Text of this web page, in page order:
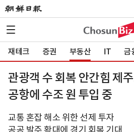
재테크 증권 부동산 IT 금
관광객 수 회복 안간힘 제
공항에 수조 원 투입 중
교통 혼잡 해소 위한 선제 투자